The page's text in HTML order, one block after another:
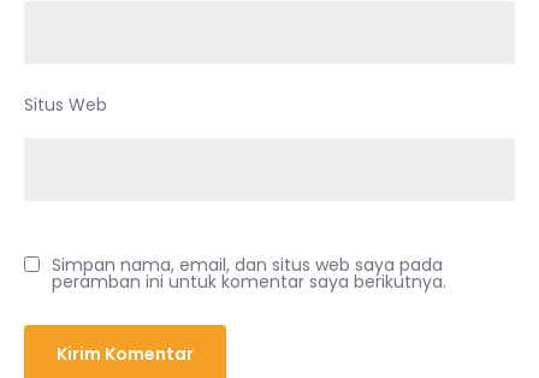
Situs Web
Simpan nama, email, dan situs web saya pada
peramban ini untuk komentar saya berikutnya.